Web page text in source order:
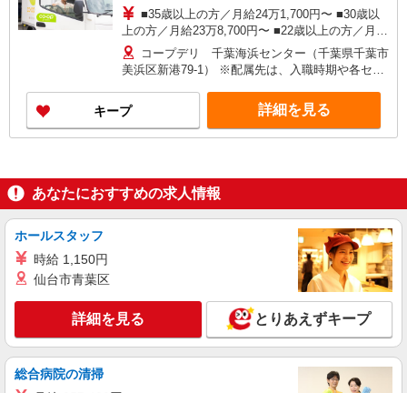
■35歳以上の方／月給24万1,700円〜 ■30歳以
上の方／月給23万8,700円〜 ■22歳以上の方／月給
23万700円〜 ■20歳〜21歳の方／月給21万700円〜
■19歳以下の方／月給20万8,700円〜 ※初任給は入
職（入社）時の年齢によって異なります ※別途、
時間外手当あり（1分ごとに支給） 年収例 545万
円／35歳 リーダー職・子ども2人／月給295,700円
450万円／35歳 担当職・子ども2人／月給247,100
（2025年実績）
コープデリ 千葉海浜センター（千葉県千葉市
美浜区新港79-1） ※配属先は、入職時期や各セン
で、募集場所を含む自宅から通勤可能な範囲のセ
ンターから決定します。
キープ 詳細を見る
あなたにおすすめの求人情報
ホールスタッフ
時給 1,150円
仙台市青葉区
詳細を見る とりあえずキープ
総合病院の清掃